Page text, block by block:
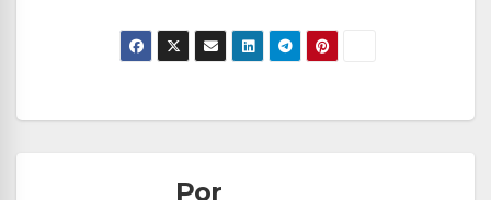
Navegación
Por